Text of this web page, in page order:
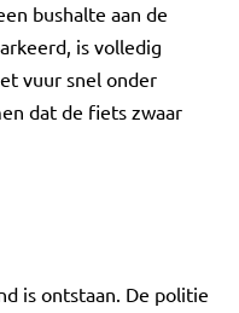
bushalte aan de
is volledig
vuur snel onder
dat de fiets zwaar
is ontstaan. De politie